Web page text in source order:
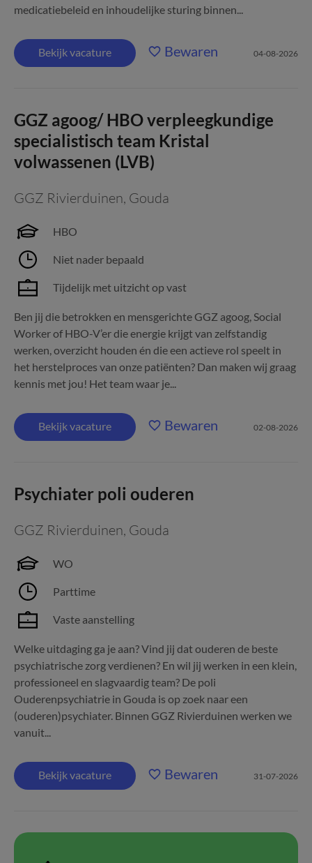
medicatiebeleid en inhoudelijke sturing binnen...
Bekijk vacature Bewaren 04-08-2026
GGZ agoog/ HBO verpleegkundige
specialistisch team Kristal
volwassenen (LVB)
GGZ Rivierduinen, Gouda
HBO
Niet nader bepaald
Tijdelijk met uitzicht op vast
Ben jij die betrokken en mensgerichte GGZ agoog, Social
Worker of HBO-V’er die energie krijgt van zelfstandig
werken, overzicht houden én die een actieve rol speelt in
het herstelproces van onze patiënten? Dan maken wij graag
kennis met jou! Het team waar je...
Bekijk vacature Bewaren 02-08-2026
Psychiater poli ouderen
GGZ Rivierduinen, Gouda
WO
Parttime
Vaste aanstelling
Welke uitdaging ga je aan? Vind jij dat ouderen de beste
psychiatrische zorg verdienen? En wil jij werken in een klein,
professioneel en slagvaardig team? De poli
Ouderenpsychiatrie in Gouda is op zoek naar een
(ouderen)psychiater. Binnen GGZ Rivierduinen werken we
vanuit...
Bekijk vacature Bewaren 31-07-2026